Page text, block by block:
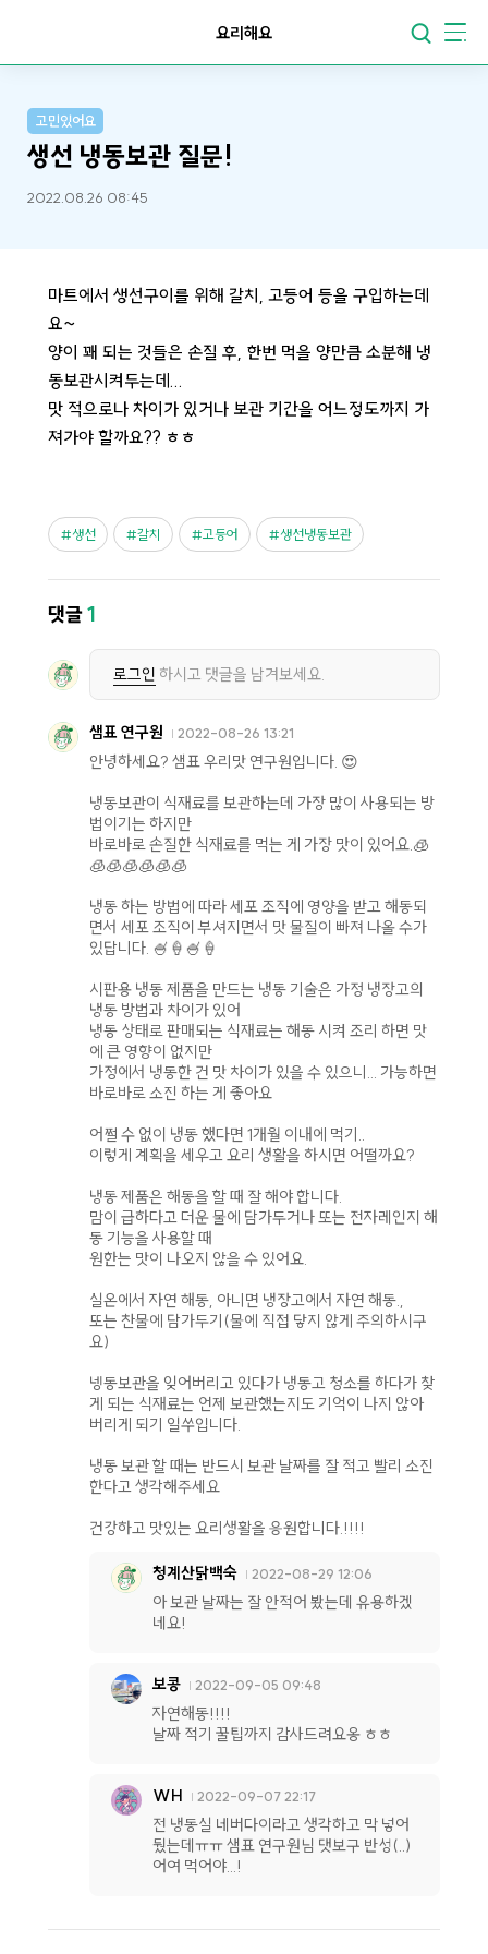
요리해요
고민있어요
생선 냉동보관 질문!
2022.08.26 08:45
마트에서 생선구이를 위해 갈치, 고등어 등을 구입하는데
요~
양이 꽤 되는 것들은 손질 후, 한번 먹을 양만큼 소분해 냉
동보관시켜두는데...
맛 적으로나 차이가 있거나 보관 기간을 어느정도까지 가
져가야 할까요?? ㅎㅎ
생선 갈치 고등어 생선냉동보관
댓글1
로그인 하시고 댓글을 남겨보세요.
샘표 연구원 2022-08-26 13:21
안녕하세요? 샘표 우리맛 연구원입니다. 😍
냉동보관이 식재료를 보관하는데 가장 많이 사용되는 방
법이기는 하지만
바로바로 손질한 식재료를 먹는 게 가장 맛이 있어요.🧊
🧊🧊🧊🧊🧊🧊
냉동 하는 방법에 따라 세포 조직에 영양을 받고 해동되
면서 세포 조직이 부셔지면서 맛 물질이 빠져 나올 수가
있답니다. 🍧🍦🍧🍦
시판용 냉동 제품을 만드는 냉동 기술은 가정 냉장고의
냉동 방법과 차이가 있어
냉동 상태로 판매되는 식재료는 해동 시켜 조리 하면 맛
에 큰 영향이 없지만
가정에서 냉동한 건 맛 차이가 있을 수 있으니... 가능하면
바로바로 소진 하는 게 좋아요
어쩔 수 없이 냉동 했다면 1개월 이내에 먹기..
이렇게 계획을 세우고 요리 생활을 하시면 어떨까요?
냉동 제품은 해동을 할 때 잘 해야 합니다.
맘이 급하다고 더운 물에 담가두거나 또는 전자레인지 해
동 기능을 사용할 때
원한는 맛이 나오지 않을 수 있어요.
실온에서 자연 해동, 아니면 냉장고에서 자연 해동.,
또는 찬물에 담가두기(물에 직접 닿지 않게 주의하시구
요)
넹동보관을 잊어버리고 있다가 냉동고 청소를 하다가 찾
게 되는 식재료는 언제 보관했는지도 기억이 나지 않아
버리게 되기 일쑤입니다.
냉동 보관 할 때는 반드시 보관 날짜를 잘 적고 빨리 소진
한다고 생각해주세요
건강하고 맛있는 요리생활을 응원합니다.!!!!
청계산닭백숙 2022-08-29 12:06
아 보관 날짜는 잘 안적어 봤는데 유용하겠
네요!
보콩 2022-09-05 09:48
자연해동!!!!
날짜 적기 꿀팁까지 감사드려요옹 ㅎㅎ
WH 2022-09-07 22:17
전 냉동실 네버다이라고 생각하고 막 넣어
뒀는데ㅠㅠ 샘표 연구원님 댓보구 반성(..)
어여 먹어야...!